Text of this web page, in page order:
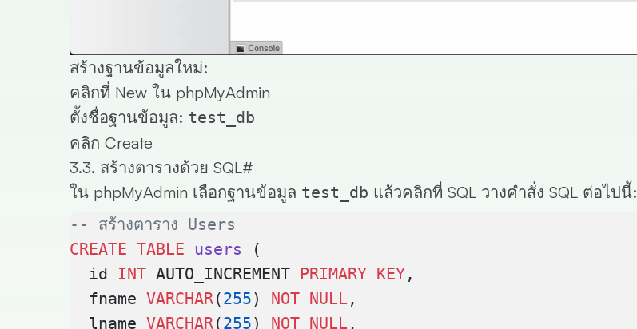
สร้างฐานข้อมูลใหม่:
คลิกที่ New ใน phpMyAdmin
ตั้งชื่อฐานข้อมูล: test_db
คลิก Create
3.3. สร้างตารางด้วย SQL#
ใน phpMyAdmin เลือกฐานข้อมูล test_db แล้วคลิกที่ SQL วางคำสั่ง SQL ต่อไปนี้:
-- สร้างตาราง Users
CREATE TABLE users (
  id
INT AUTO_INCREMENT PRIMARY KEY,
  fname
VARCHAR(255) NOT NULL,
  lname
VARCHAR(255) NOT NULL,